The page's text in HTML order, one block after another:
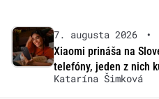
7. augusta 2026 •
Xiaomi prináša na
telefóny, jeden z nich
Katarína Šimková